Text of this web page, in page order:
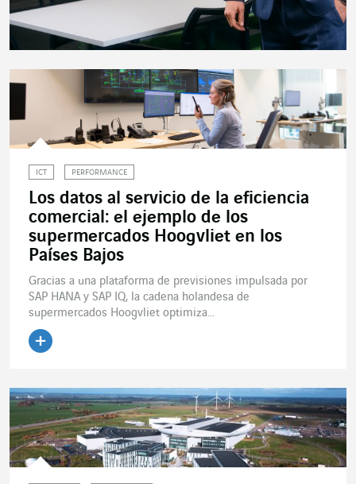
ICT PERFORMANCE
Los datos al servicio de la eficiencia
comercial: el ejemplo de los
supermercados Hoogvliet en los
Países Bajos
Gracias a una plataforma de previsiones impulsada por
SAP HANA y SAP IQ, la cadena holandesa de
supermercados Hoogvliet optimiza...